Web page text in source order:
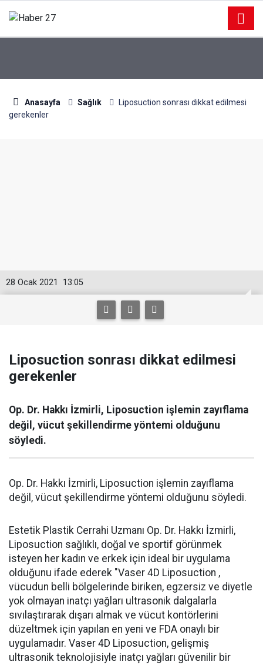
Anasayfa Sağlık
Liposuction sonrası dikkat edilmesi
gerekenler
13:05
28 Ocak 2021
Liposuction sonrası dikkat edilmesi
gerekenler
Op. Dr. Hakkı İzmirli, Liposuction işlemin zayıflama
değil, vücut şekillendirme yöntemi olduğunu
söyledi.
Op. Dr. Hakkı İzmirli, Liposuction işlemin zayıflama
değil, vücut şekillendirme yöntemi olduğunu söyledi.
Estetik Plastik Cerrahi Uzmanı Op. Dr. Hakkı İzmirli,
Liposuction sağlıklı, doğal ve sportif görünmek
isteyen her kadın ve erkek için ideal bir uygulama
olduğunu ifade ederek "Vaser 4D Liposuction ,
vücudun belli bölgelerinde biriken, egzersiz ve diyetle
yok olmayan inatçı yağları ultrasonik dalgalarla
sıvılaştırarak dışarı almak ve vücut kontörlerini
düzeltmek için yapılan en yeni ve FDA onaylı bir
uygulamadır. Vaser 4D Liposuction, gelişmiş
ultrasonik teknolojisiyle inatçı yağları güvenilir bir